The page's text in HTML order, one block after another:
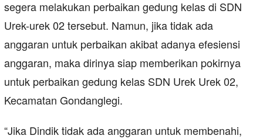
segera melakukan perbaikan gedung kelas di SDN
Urek-urek 02 tersebut. Namun, jika tidak ada
anggaran untuk perbaikan akibat adanya efesiensi
anggaran, maka dirinya siap memberikan pokirnya
untuk perbaikan gedung kelas SDN Urek Urek 02,
Kecamatan Gondanglegi.
“Jika Dindik tidak ada anggaran untuk membenahi,